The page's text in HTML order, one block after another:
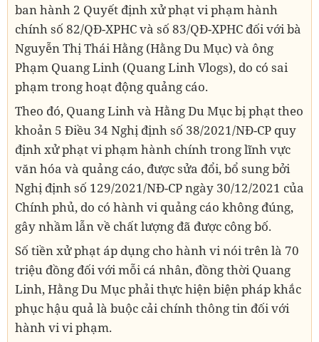
ban hành 2 Quyết định xử phạt vi phạm hành
chính số 82/QĐ-XPHC và số 83/QĐ-XPHC đối với bà
Nguyễn Thị Thái Hằng (Hằng Du Mục) và ông
Phạm Quang Linh (Quang Linh Vlogs), do có sai
phạm trong hoạt động quảng cáo.
Theo đó, Quang Linh và Hằng Du Mục bị phạt theo
khoản 5 Điều 34 Nghị định số 38/2021/NĐ-CP quy
định xử phạt vi phạm hành chính trong lĩnh vực
văn hóa và quảng cáo, được sửa đổi, bổ sung bởi
Nghị định số 129/2021/NĐ-CP ngày 30/12/2021 của
Chính phủ, do có hành vi quảng cáo không đúng,
gây nhầm lẫn về chất lượng đã được công bố.
Số tiền xử phạt áp dụng cho hành vi nói trên là 70
triệu đồng đối với mỗi cá nhân, đồng thời Quang
Linh, Hằng Du Mục phải thực hiện biện pháp khắc
phục hậu quả là buộc cải chính thông tin đối với
hành vi vi phạm.